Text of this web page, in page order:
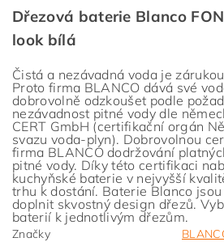
Dřezová baterie Blanco
look bílá
Čistá a nezávadná voda je
Proto firma BLANCO dává své
dobrovolně odzkoušet podle
nezávadnost pitné vody dle
CERT GmbH (certifikační orgán
svazu voda-plyn). Dobrovolnou
firma BLANCO dodržování
pitné vody. Díky této certifikaci
kuchyňské baterie v nejvyšší
trhu k dostání. Baterie Blanco
doplnit skvostný design dřezů.
baterií k jednotlivým dřezům.
Značky